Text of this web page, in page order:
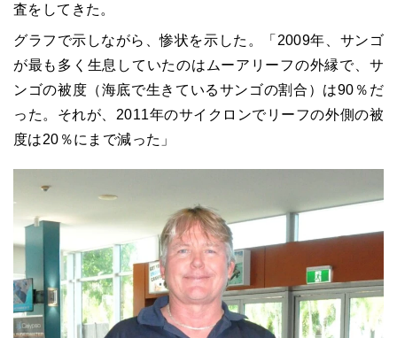
査をしてきた。
グラフで示しながら、惨状を示した。「2009年、サンゴ
が最も多く生息していたのはムーアリーフの外縁で、サ
ンゴの被度（海底で生きているサンゴの割合）は90％だ
った。それが、2011年のサイクロンでリーフの外側の被
度は20％にまで減った」